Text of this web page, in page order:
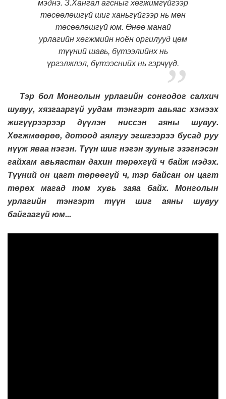
төсөөлөшгүй шиг ханьгүйгээр нь мөн
төсөөлөшгүй юм. Өнөө манай
урлагийн хөгжмийн ноён оргилууд цөм
түүний шавь, бүтээлийнх нь
үргэлжлэл, бүтээснийх нь гэрчүүд.
Тэр бол Монголын урлагийн сонгодог салхич
шувуу, хязгааргүй уудам тэнгэрт авьяас хэмээх
жигүүрээрээр дүүлэн ниссэн аяны шувуу.
Хөгжмөөрөө, дотоод аялгуу эгшгээрээ бусад руу
нүүж яваа нэгэн. Түүн шиг нэгэн зууныг эзэгнэсэн
гайхам авьяастан дахин төрөхгүй ч байж мэдэх.
Түүний он цагт төрөөгүй ч, тэр байсан он цагт
төрөх магад том хувь заяа байх. Монголын
урлагийн тэнгэрт түүн шиг аяны шувуу
байгаагүй юм...